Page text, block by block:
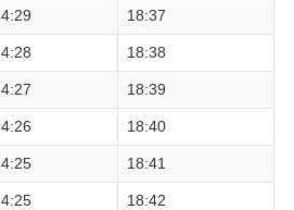
4:29 18:37
4:28 18:38
4:27 18:39
4:26 18:40
4:25 18:41
4:25 18:42